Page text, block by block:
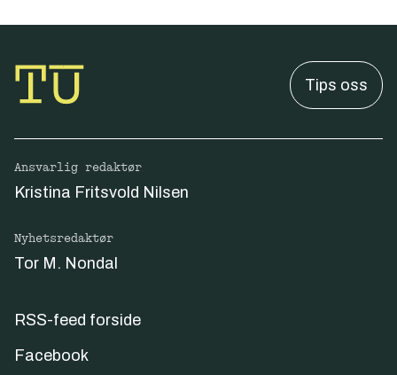
Tips oss
Ansvarlig redaktør
Kristina Fritsvold Nilsen
Nyhetsredaktør
Tor M. Nondal
RSS-feed forside
Facebook